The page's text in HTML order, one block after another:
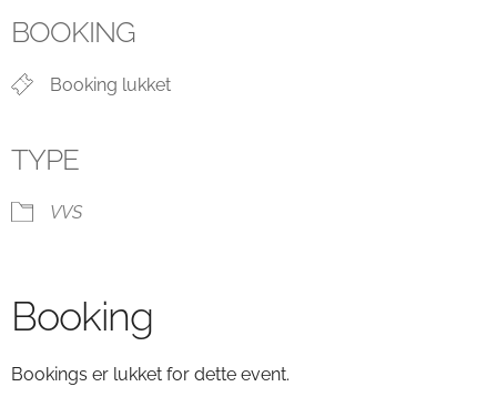
BOOKING
Booking lukket
TYPE
VVS
Booking
Bookings er lukket for dette event.